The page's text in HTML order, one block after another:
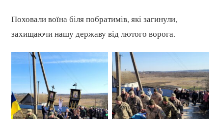
Поховали воїна біля побратимів, які загинули,
захищаючи нашу державу від лютого ворога.